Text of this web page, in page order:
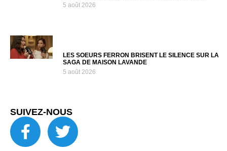
5 août 2026
LES SOEURS FERRON BRISENT LE SILENCE SUR LA
SAGA DE MAISON LAVANDE
5 août 2026
SUIVEZ-NOUS